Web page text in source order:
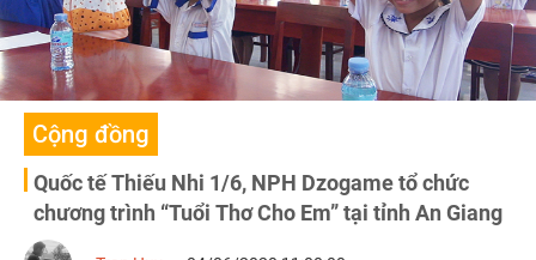
Cộng đồng
Quốc tế Thiếu Nhi 1/6, NPH Dzogame tổ chức
chương trình “Tuổi Thơ Cho Em” tại tỉnh An Giang